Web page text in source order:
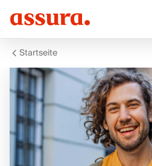
Startseite